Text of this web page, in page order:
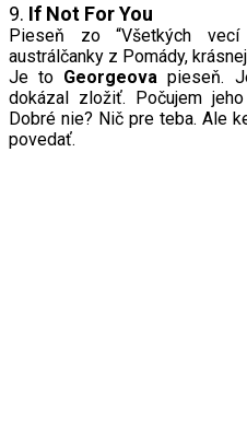
9. If Not For You
Pieseň zo “Všetkých
austrálčanky z Pomády,
Je to Georgeova pieseň.
dokázal zložiť. Počujem
Dobré nie? Nič pre teba. Ale
povedať.